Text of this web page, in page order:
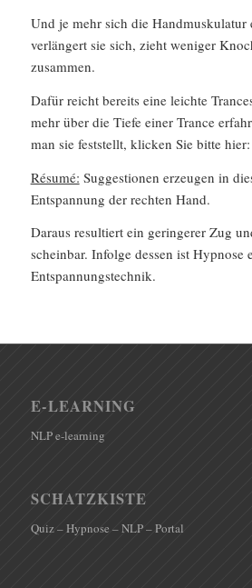
Und je mehr sich die Handmuskulatur
verlängert sie sich, zieht weniger
zusammen.
Dafür reicht bereits eine leichte
mehr über die Tiefe einer Trance
man sie feststellt, klicken Sie bitte
Ré­su­mé: Suggestionen erzeugen in
Entspannung der rechten Hand.
Daraus resultiert ein geringerer Zug
scheinbar. Infolge dessen ist Hypnose
Entspannungstechnik.
E-LEARNING
NLP e-learning
SCHATZKISTE
Quiz – Hypnose – NLP – Portal